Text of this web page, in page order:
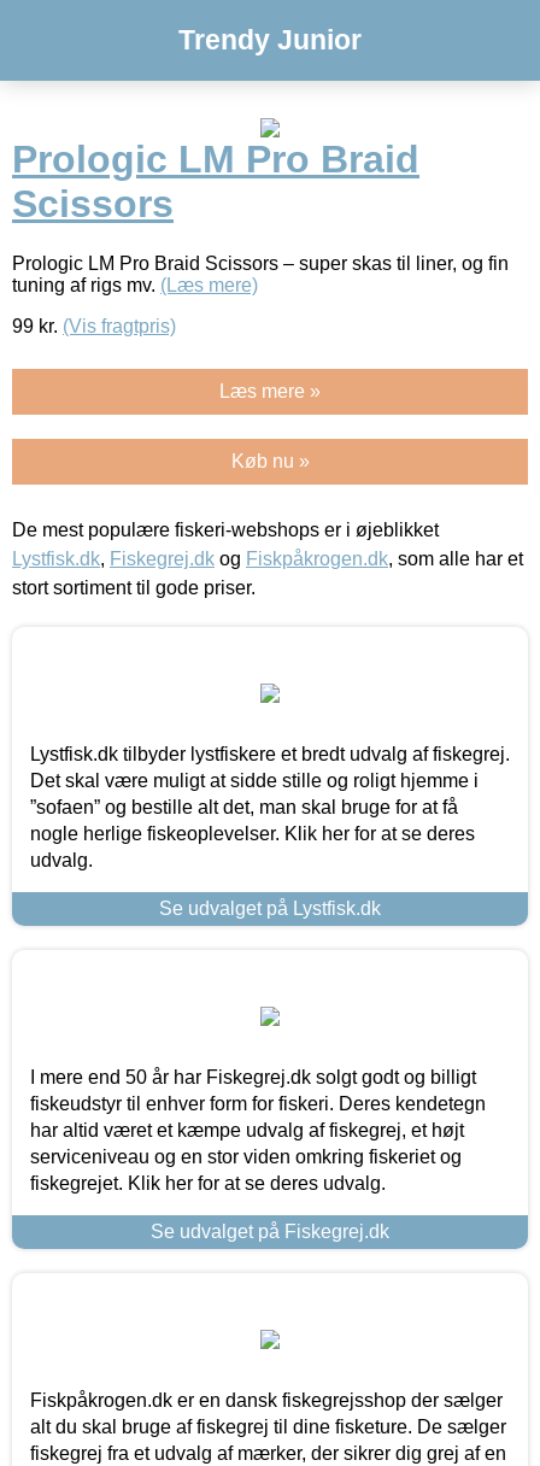
Trendy Junior
Prologic LM Pro Braid
Scissors
Prologic LM Pro Braid Scissors – super skas til liner, og fin
tuning af rigs mv. (Læs mere)
99 kr. (Vis fragtpris)
Læs mere »
Køb nu »
De mest populære fiskeri-webshops er i øjeblikket
Lystfisk.dk, Fiskegrej.dk og Fiskpåkrogen.dk, som alle har et
stort sortiment til gode priser.
Lystfisk.dk tilbyder lystfiskere et bredt udvalg af fiskegrej.
Det skal være muligt at sidde stille og roligt hjemme i
”sofaen” og bestille alt det, man skal bruge for at få
nogle herlige fiskeoplevelser. Klik her for at se deres
udvalg.
Se udvalget på Lystfisk.dk
I mere end 50 år har Fiskegrej.dk solgt godt og billigt
fiskeudstyr til enhver form for fiskeri. Deres kendetegn
har altid været et kæmpe udvalg af fiskegrej, et højt
serviceniveau og en stor viden omkring fiskeriet og
fiskegrejet. Klik her for at se deres udvalg.
Se udvalget på Fiskegrej.dk
Fiskpåkrogen.dk er en dansk fiskegrejsshop der sælger
alt du skal bruge af fiskegrej til dine fisketure. De sælger
fiskegrej fra et udvalg af mærker, der sikrer dig grej af en